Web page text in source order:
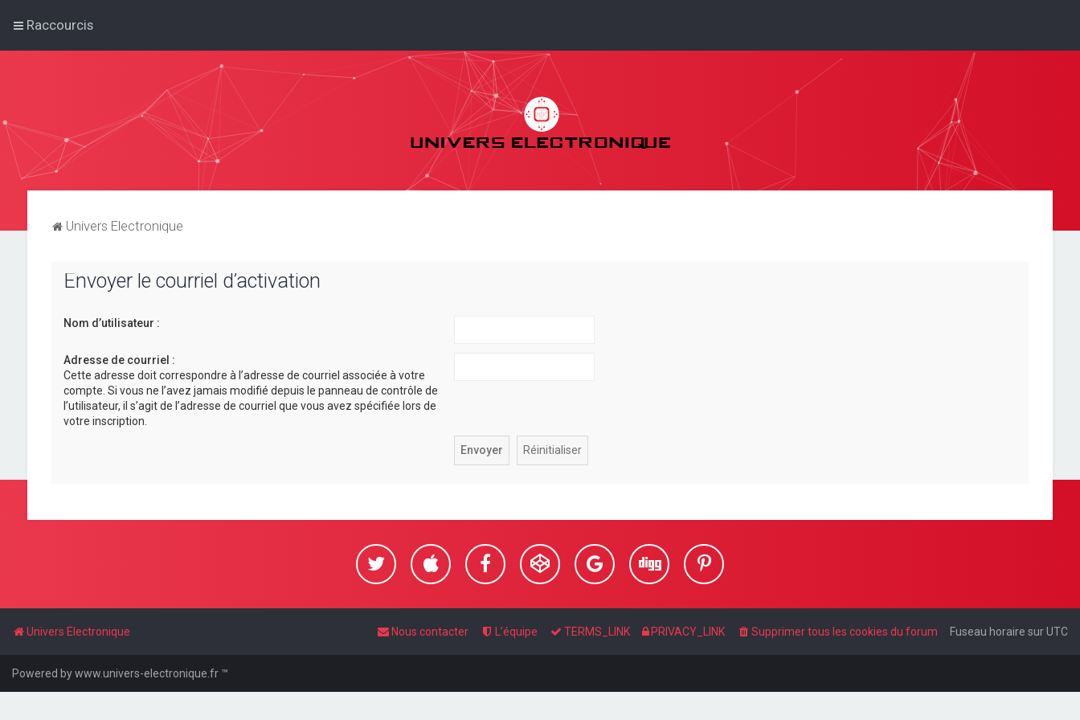
Raccourcis
Univers Electronique
Envoyer le courriel d’activation
Nom d’utilisateur :
Adresse de courriel :
Cette adresse doit correspondre à l’adresse de courriel associée à votre
compte. Si vous ne l’avez jamais modifié depuis le panneau de contrôle de
l’utilisateur, il s’agit de l’adresse de courriel que vous avez spécifiée lors de
votre inscription.
Univers Electronique Fuseau horaire surUTC
Supprimer tous les cookies du forum
PRIVACY_LINK
TERMS_LINK
L’équipe
Nous contacter
Powered by www.univers-electronique.fr ™